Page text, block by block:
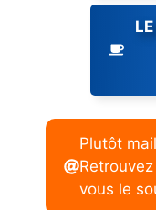
Plutôt
vous le